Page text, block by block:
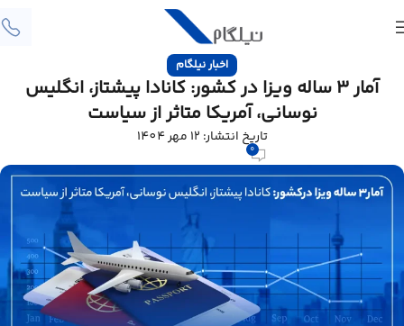
اخبار نیلگام
آمار ۳ ساله ویزا در کشور: کانادا پیشتاز، انگلیس
نوسانی، آمریکا متاثر از سیاست
تاریخ انتشار: 12 مهر 1404
0